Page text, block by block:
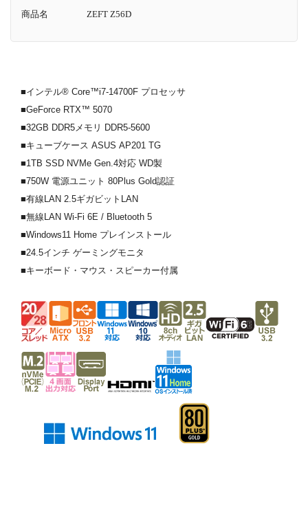
商品名 ZEFT Z56D
■インテル® Core™i7-14700F プロセッサ
■GeForce RTX™ 5070
■32GB DDR5メモリ DDR5-5600
■キューブケース ASUS AP201 TG
■1TB SSD NVMe Gen.4対応 WD製
■750W 電源ユニット 80Plus Gold認証
■有線LAN 2.5ギガビットLAN
■無線LAN Wi-Fi 6E / Bluetooth 5
■Windows11 Home プレインストール
■24.5インチ ゲーミングモニタ
■キーボード・マウス・スピーカー付属